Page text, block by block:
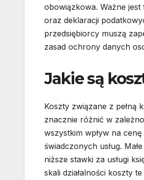
obowiązkowa. Ważne
oraz deklaracji
przedsiębiorcy muszą
zasad ochrony danych
Jakie są
Koszty związane z pełną
znacznie różnić w
wszystkim wpływ na
świadczonych usług.
niższe stawki za usługi
skali działalności koszty